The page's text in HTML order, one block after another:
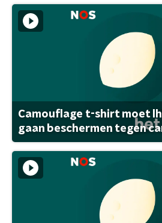
Camouflage t-shirt moet
gaan beschermen tegen